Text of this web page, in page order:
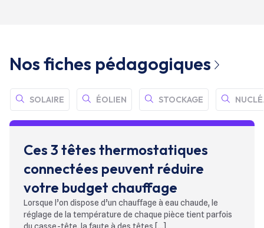
Nos fiches pédagogiques
SOLAIRE ÉOLIEN STOCKAGE
Ces 3 têtes thermostatiques
connectées peuvent réduire
votre budget chauffage
Lorsque l’on dispose d’un chauffage à eau chaude, le
réglage de la température de chaque pièce tient parfois